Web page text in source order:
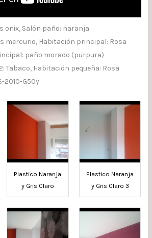
onix, Salón paño: naranja
mercurio, Habitación principal: Rosa
paño morado (purpura)
Tabaco, Habitación pequeña: Rosa
2010-G50y
Plastico Naranja
y Gris Claro
Plastico Naranja
y Gris Claro 3